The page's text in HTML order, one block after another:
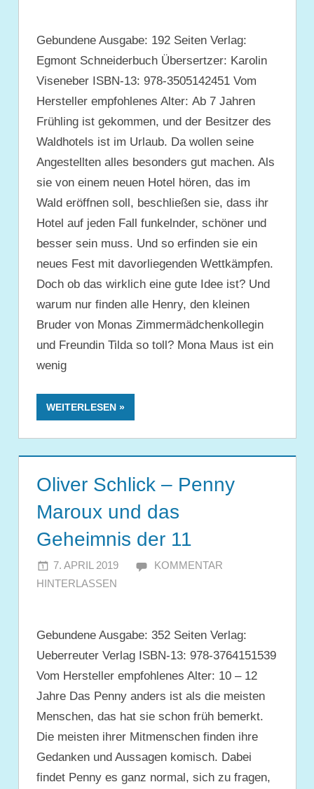
Gebundene Ausgabe: 192 Seiten Verlag:
Egmont Schneiderbuch Übersertzer: Karolin
Viseneber ISBN-13: 978-3505142451 Vom
Hersteller empfohlenes Alter: Ab 7 Jahren
Frühling ist gekommen, und der Besitzer des
Waldhotels ist im Urlaub. Da wollen seine
Angestellten alles besonders gut machen. Als
sie von einem neuen Hotel hören, das im
Wald eröffnen soll, beschließen sie, dass ihr
Hotel auf jeden Fall funkelnder, schöner und
besser sein muss. Und so erfinden sie ein
neues Fest mit davorliegenden Wettkämpfen.
Doch ob das wirklich eine gute Idee ist? Und
warum nur finden alle Henry, den kleinen
Bruder von Monas Zimmermädchenkollegin
und Freundin Tilda so toll? Mona Maus ist ein
wenig
WEITERLESEN
Oliver Schlick – Penny
Maroux und das
Geheimnis der 11
7. APRIL 2019 JULIA
KOMMENTAR
HINTERLASSEN
Gebundene Ausgabe: 352 Seiten Verlag:
Ueberreuter Verlag ISBN-13: 978-3764151539
Vom Hersteller empfohlenes Alter: 10 – 12
Jahre Das Penny anders ist als die meisten
Menschen, das hat sie schon früh bemerkt.
Die meisten ihrer Mitmenschen finden ihre
Gedanken und Aussagen komisch. Dabei
findet Penny es ganz normal, sich zu fragen,